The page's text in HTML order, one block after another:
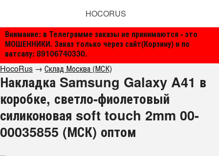
Внимание: в Телеграмме заказы не принимаются - это
МОШЕННИКИ. Заказ только через сайт(Корзину) и по
ватсапу: 89106740330.
HOCORUS
HocoRus → Склад Москва (МСК)
Накладка Samsung Galaxy A41 в
коробке, светло-фиолетовый
силиконовая soft touch 2mm 00-
00035855 (МСК) оптом